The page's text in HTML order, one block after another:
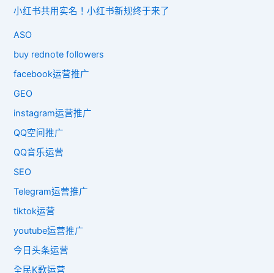
小红书共用实名！小红书新规终于来了
ASO
buy rednote followers
facebook运营推广
GEO
instagram运营推广
QQ空间推广
QQ音乐运营
SEO
Telegram运营推广
tiktok运营
youtube运营推广
今日头条运营
全民K歌运营